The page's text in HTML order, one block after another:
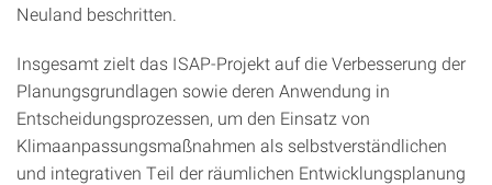
Neuland beschritten.
Insgesamt zielt das ISAP-Projekt auf die Verbesserung der
Planungsgrundlagen sowie deren Anwendung in
Entscheidungsprozessen, um den Einsatz von
Klimaanpassungsmaßnahmen als selbstverständlichen
und integrativen Teil der räumlichen Entwicklungsplanung